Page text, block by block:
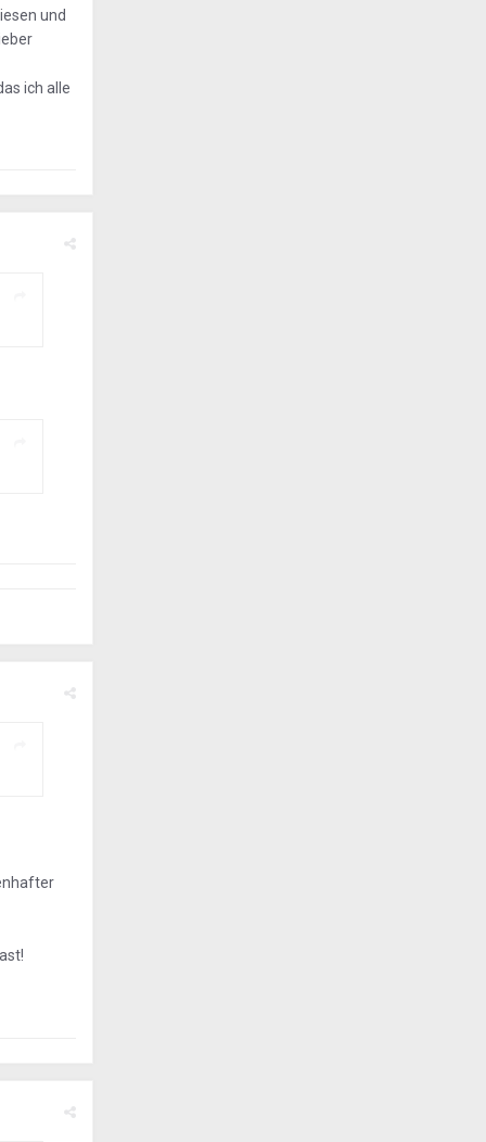
und
ich alle